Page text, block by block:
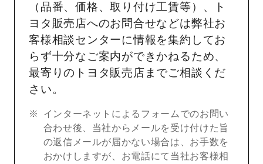
（品番、価格、取り付け工賃等）、ト
ヨタ販売店へのお問合せなどは弊社お
客様相談センターに情報を集約してお
らず十分なご案内ができかねるため、
最寄りのトヨタ販売店までご相談くだ
さい。
インターネットによるフォームでのお問い
合わせ後、当社からメールを受け付けた旨
の返信メールが届かない場合は、お手数を
おかけしますが、お電話にて当社お客様相